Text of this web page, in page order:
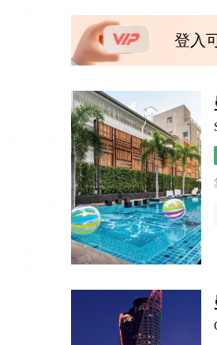
登入